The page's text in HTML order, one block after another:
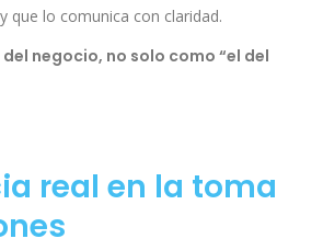
que lo comunica con claridad.
negocio, no solo como “el del
real en la toma